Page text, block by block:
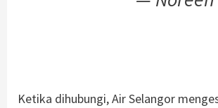
Ketika dihubungi, Air Selangor